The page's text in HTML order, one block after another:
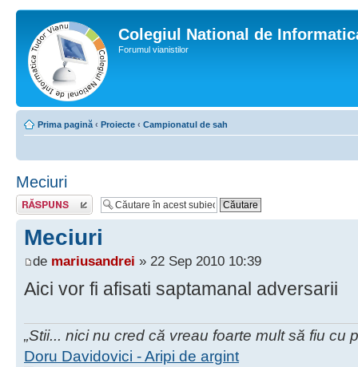
Colegiul National de
Forumul vianistilor
Prima pagină ‹ Proiecte ‹ Campionatul de sah
Meciuri
Scrie un răspuns
Meciuri
de mariusandrei » 22 Sep 2010 10:39
Aici vor fi afisati saptamanal adversarii
„Stii... nici nu cred că vreau foarte mult să fiu cu
Doru Davidovici - Aripi de argint